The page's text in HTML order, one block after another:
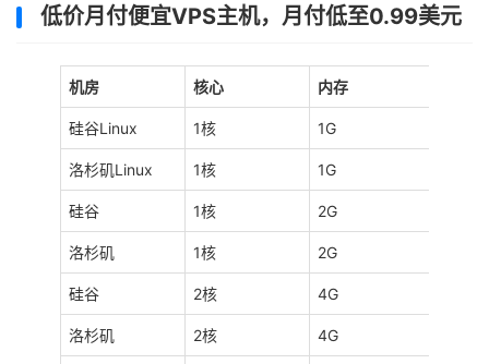
低价月付便宜VPS主机，月付低至0.99美元
机房 核心 内存
硅谷Linux 1核 1G
洛杉矶Linux 1核 1G
硅谷 1核 2G
洛杉矶 1核 2G
硅谷 2核 4G
洛杉矶 2核 4G